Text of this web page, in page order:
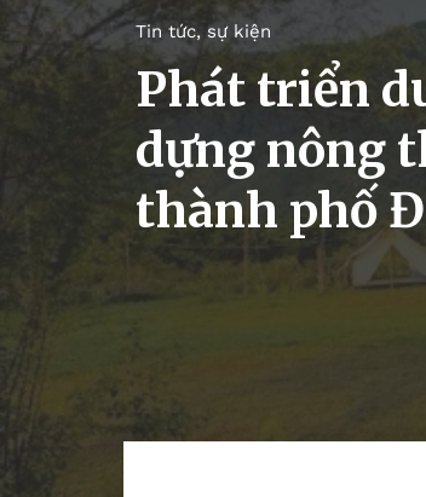
Tin tức, sự kiện
Phát triển
dựng nông
thành phố